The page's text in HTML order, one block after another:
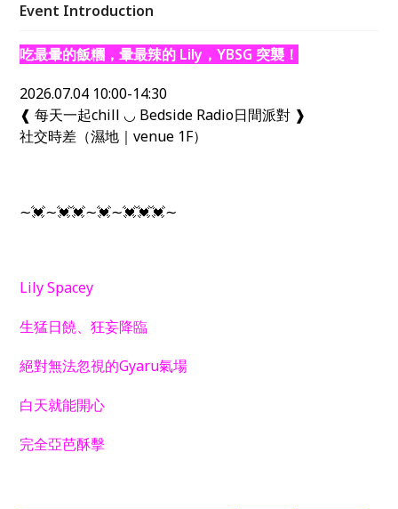
Event Introduction
吃最暈的飯糰，暈最辣的 Lily，YBSG 突襲！
2026.07.04 10:00-14:30
❰ 每天一起chill ◡ Bedside Radio日間派對 ❱
社交時差（濕地｜venue 1F）
∼💓∼💓💓∼💓∼💓💓💓∼
Lily Spacey
生猛日饒、狂妄降臨
絕對無法忽視的Gyaru氣場
白天就能開心
完全亞芭酥擊